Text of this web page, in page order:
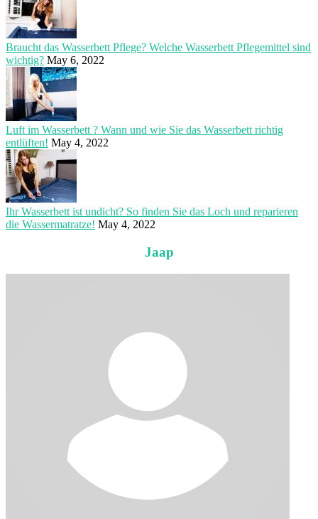
Braucht das Wasserbett Pflege? Welche Wasserbett Pflegemittel sind
wichtig? May 6, 2022
Luft im Wasserbett ? Wann und wie Sie das Wasserbett richtig
entlüften! May 4, 2022
Ihr Wasserbett ist undicht? So finden Sie das Loch und reparieren
die Wassermatratze! May 4, 2022
Jaap